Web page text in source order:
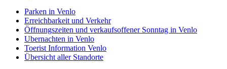
Parken in Venlo
Erreichbarkeit und Verkehr
Öffnungszeiten und verkaufsoffener Sonntag in Venlo
Ubernachten in Venlo
Toerist Information Venlo
Übersicht aller Standorte